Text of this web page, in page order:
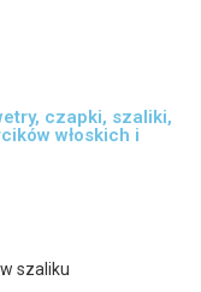
czapki, szaliki,
włoskich i